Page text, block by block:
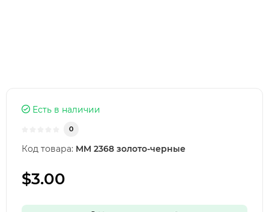
Есть в наличии
0
Код товара: MM 2368 золото-черные
$3.00